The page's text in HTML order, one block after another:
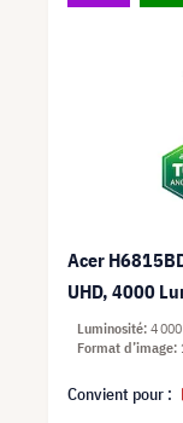
Acer
UHD, 4000
Luminosité 4
Format d’image
Convient pour :